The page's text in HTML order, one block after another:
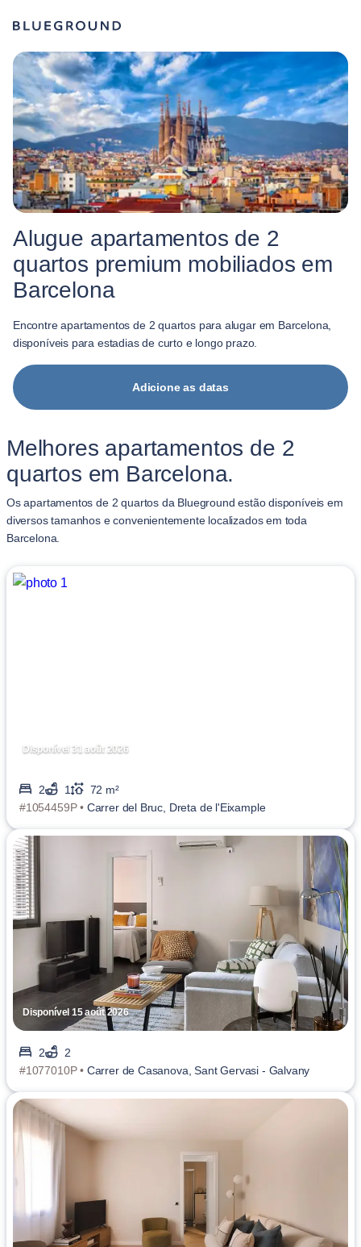
Alugue apartamentos de 2
quartos premium mobiliados em
Barcelona
Encontre apartamentos de 2 quartos para alugar em Barcelona,
disponíveis para estadias de curto e longo prazo.
Adicione as datas
Melhores apartamentos de 2
quartos em Barcelona.
Os apartamentos de 2 quartos da Blueground estão disponíveis em
diversos tamanhos e convenientemente localizados em toda
Barcelona.
Disponível 31 août 2026
2 1
72 m²
#1054459P • Carrer del Bruc, Dreta de l'Eixample
Disponível 15 août 2026
2
2
#1077010P • Carrer de Casanova, Sant Gervasi - Galvany